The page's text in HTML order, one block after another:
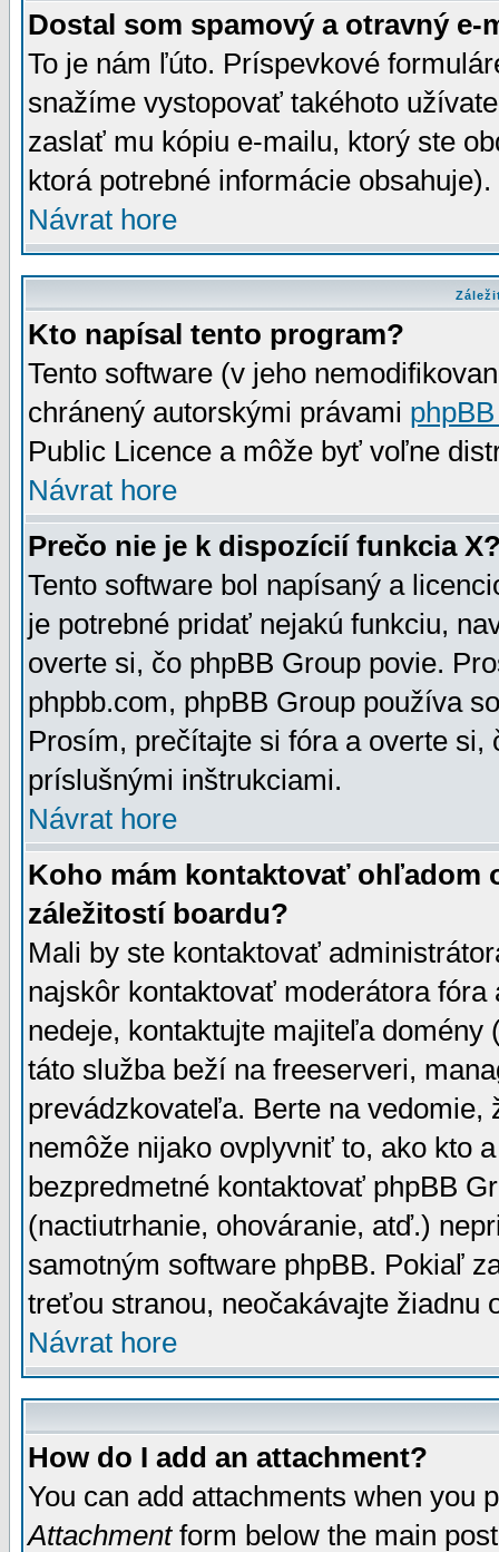
Dostal som spamový a otravný e-
To je nám ľúto. Príspevkové
snažíme vystopovať takéhoto
zaslať mu kópiu e-mailu, ktorý ste
ktorá potrebné informácie
Návrat hore
Kto napísal tento program?
Tento software (v jeho
chránený autorskými právami
Public Licence a môže byť voľne
Návrat hore
Prečo nie je k dispozícií funkcia
Tento software bol napísaný a
je potrebné pridať nejakú funkciu,
overte si, čo phpBB Group povie.
phpbb.com, phpBB Group používa
Prosím, prečítajte si fóra a overte
príslušnými inštrukciami.
Návrat hore
Koho mám kontaktovať ohľadom
záležitostí boardu?
Mali by ste kontaktovať
najskôr kontaktovať moderátora
nedeje, kontaktujte majiteľa
táto služba beží na freeserveri,
prevádzkovateľa. Berte na vedomie,
nemôže nijako ovplyvniť to, ako kto
bezpredmetné kontaktovať phpBB
(nactiutrhanie, ohováranie, atď.)
samotným software phpBB. Pokiaľ
treťou stranou, neočakávajte žiadnu
Návrat hore
How do I add an attachment?
You can add attachments when you
Attachmentform below the main